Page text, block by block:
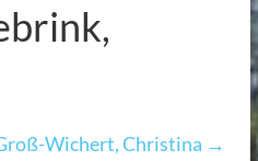
Wichert, Christina →